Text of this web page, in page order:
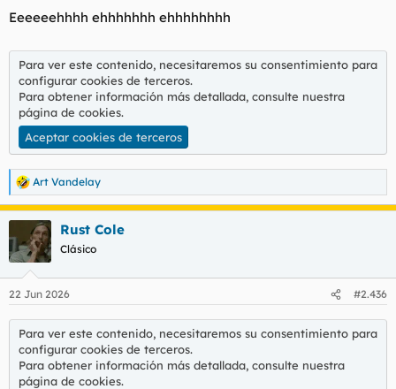
Eeeeeehhhh ehhhhhhh ehhhhhhhh
Para ver este contenido, necesitaremos su consentimiento para
configurar cookies de terceros.
Para obtener información más detallada, consulte nuestra
página de cookies.
Aceptar cookies de terceros
R
e
a
c
i
e
Art Vandelay
Rust Cole
Clásico
22 Jun 2026 #2.436
Para ver este contenido, necesitaremos su consentimiento para
configurar cookies de terceros.
Para obtener información más detallada, consulte nuestra
página de cookies.